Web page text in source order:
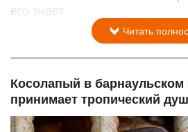
его знает.
Читать
Косолапый в барнаульском
принимает тропический